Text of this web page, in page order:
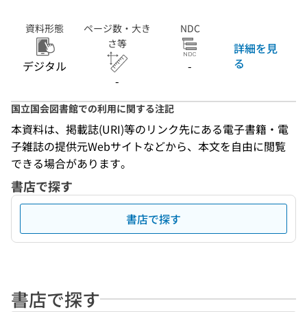
資料形態
デジタル
ページ数・大き
さ等
-
NDC
-
詳細を見
る
国立国会図書館での利用に関する注記
本資料は、掲載誌(URI)等のリンク先にある電子書籍・電
子雑誌の提供元Webサイトなどから、本文を自由に閲覧
できる場合があります。
書店で探す
書店で探す
書店で探す